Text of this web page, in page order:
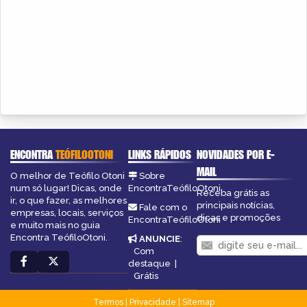
ENCONTRATEÓFILOOTONI
O melhor de Teófilo Otoni
num só lugar! Dicas, onde
ir, o que fazer, as melhores
empresas, locais, serviços
e muito mais no guia
Encontra TeófiloOtoni.
LINKS RÁPIDOS
Sobre
EncontraTeófiloOtoni
Fale com o
EncontraTeófiloOtoni
ANUNCIE:
Com
destaque
Grátis
NOVIDADES POR E-
MAIL
Receba grátis as
principais notícias,
dicas e promoções
Termos| Privacidade
Sitemap